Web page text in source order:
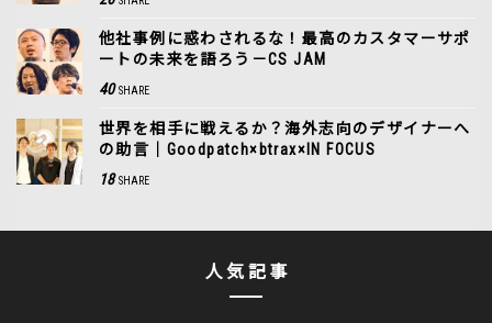
他社事例に惑わされるな！最高のカスタマーサポ
ートの未来を語ろう－CS JAM
40 SHARE
世界を相手に戦えるか？海外志向のデザイナーへ
の助言｜Goodpatch×btrax×IN FOCUS
18 SHARE
人気記事